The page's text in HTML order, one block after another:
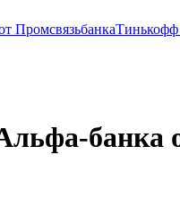
Промсвязьбанка
банка